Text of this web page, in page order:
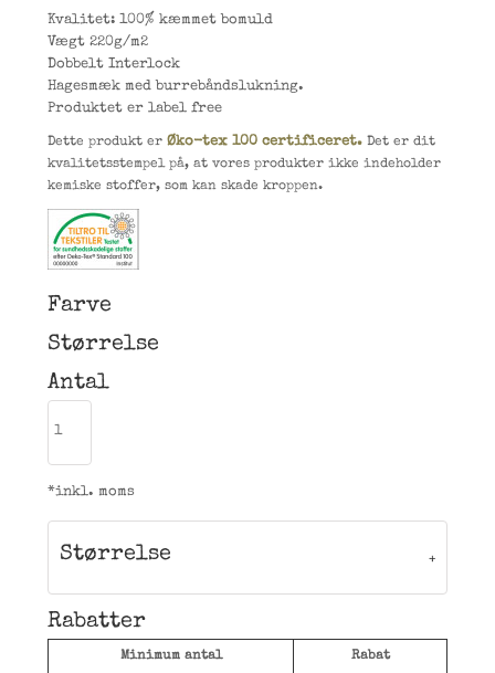
Kvalitet: 100% kæmmet bomuld
Vægt 220g/m2
Dobbelt Interlock
Hagesmæk med burrebåndslukning.
Produktet er label free
Dette produkt er Øko-tex 100 certificeret. Det er dit
kvalitetsstempel på, at vores produkter ikke indeholder
kemiske stoffer, som kan skade kroppen.
Farve
Størrelse
Antal
*inkl. moms
Størrelse
Rabatter
Minimum antal Rabat